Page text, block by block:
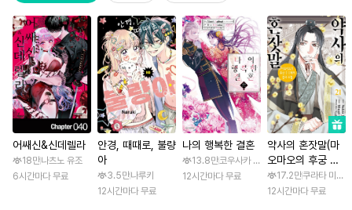
어쌔신&신데렐라
18만나츠노 유조
6시간마다 무료
안경, 때때로, 불량
아
3.5만나루키
12시간마다 무료
나의 행복한 결혼
13.8만코우사카 리토 / 아기토기 아쿠미
12시간마다 무료
약사의 혼잣말(마
오마오의 후궁 수
수께끼 풀이수첩)
17.2만쿠라타 미노
12시간마다 무료